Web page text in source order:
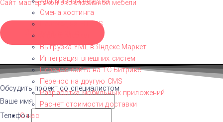
Смена хостинга
Переход на HTTPS
Выгрузка YML в Яндекс.Маркет
Интеграция внешних систем
Перенос сайта на 1С Битрикс
Перенос на другую CMS​
Разработка мобильных приложений
Расчет стоимости доставки
О нас
Сайт мастерской эксклюзивной мебели
Загрузить еще
Обсудить проект со специалистом
Ваше имя
Телефон
Самара
Санкт-Петербург
Т
У
Уфа
Ч
Челябинск